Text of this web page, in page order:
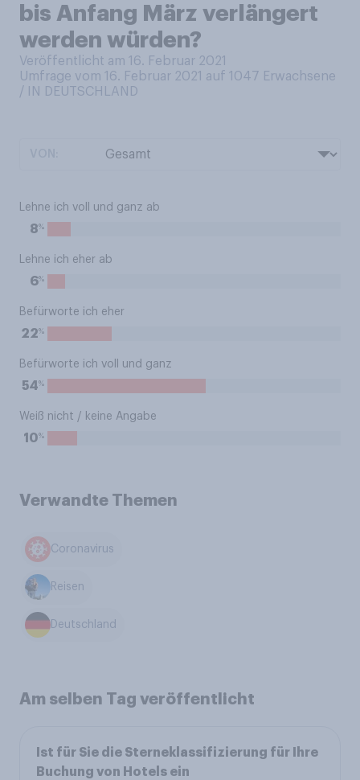
bis Anfang März verlängert
werden würden?
Veröffentlicht am 16. Februar 2021
Umfrage vom 16. Februar 2021 auf 1047 Erwachsene
/ IN DEUTSCHLAND
Lehne ich voll und ganz ab
8%
Lehne ich eher ab
6%
Befürworte ich eher
22%
Befürworte ich voll und ganz
54%
Weiß nicht / keine Angabe
10%
Verwandte Themen
Coronavirus
Reisen
Deutschland
Am selben Tag veröffentlicht
Ist für Sie die Sterneklassifizierung für Ihre
Buchung von Hotels ein